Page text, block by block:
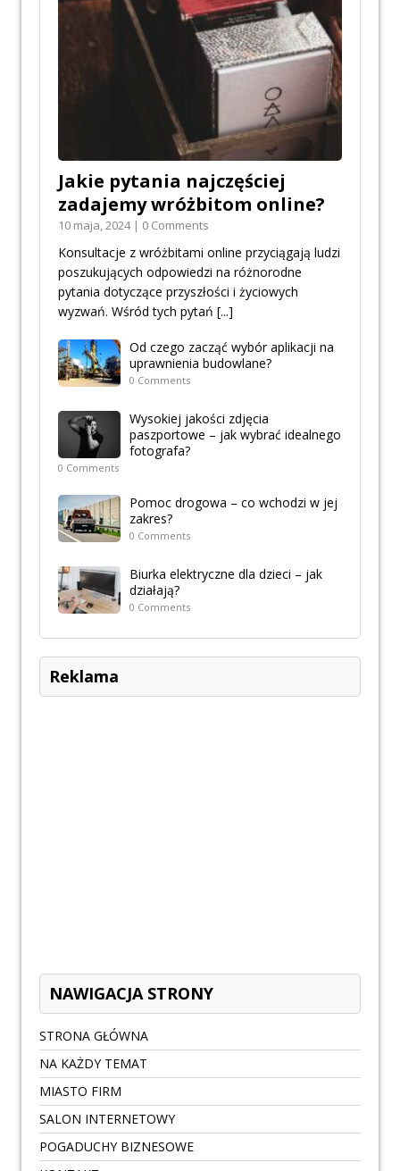
Jakie pytania najczęściej
zadajemy wróżbitom online?
10 maja, 2024 | 0 Comments
Konsultacje z wróżbitami online przyciągają ludzi
poszukujących odpowiedzi na różnorodne
pytania dotyczące przyszłości i życiowych
wyzwań. Wśród tych pytań [...]
Od czego zacząć wybór aplikacji na
uprawnienia budowlane?
0 Comments
Wysokiej jakości zdjęcia
paszportowe – jak wybrać idealnego
fotografa?
0 Comments
Pomoc drogowa – co wchodzi w jej
zakres?
0 Comments
Biurka elektryczne dla dzieci – jak
działają?
0 Comments
Reklama
NAWIGACJA STRONY
STRONA GŁÓWNA
NA KAŻDY TEMAT
MIASTO FIRM
SALON INTERNETOWY
POGADUCHY BIZNESOWE